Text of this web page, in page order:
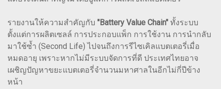
รายงานให้ความสำคัญกับ "Battery Value Chain" ทั้งระบบ
ตั้งแต่การผลิตเซลล์ การประกอบแพ็ก การใช้งาน การนำกลับ
มาใช้ซ้ำ (Second Life) ไปจนถึงการรีไซเคิลแบตเตอรี่เมื่อ
หมดอายุ เพราะหากไม่มีระบบจัดการที่ดี ประเทศไทยอาจ
เผชิญปัญหาขยะแบตเตอรี่จำนวนมหาศาลในอีกไม่กี่ปีข้าง
หน้า